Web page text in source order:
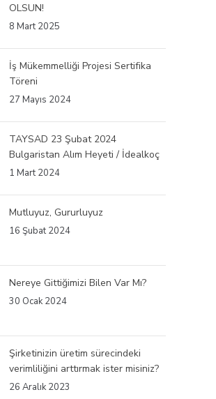
OLSUN!
8 Mart 2025
İş Mükemmelliği Projesi Sertifika
Töreni
27 Mayıs 2024
TAYSAD 23 Şubat 2024
Bulgaristan Alım Heyeti / İdealkoç
1 Mart 2024
Mutluyuz, Gururluyuz
16 Şubat 2024
Nereye Gittiğimizi Bilen Var Mı?
30 Ocak 2024
Şirketinizin üretim sürecindeki
verimliliğini arttırmak ister misiniz?
26 Aralık 2023